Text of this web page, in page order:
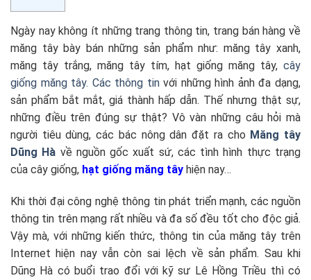
Ngày nay không ít những trang thông tin, trang bán hàng về
măng tây bày bán những sản phẩm như: măng tây xanh,
măng tây trắng, măng tây tím, hạt giống măng tây, cây
giống măng tây. Các thông tinvới những hình ảnh đa dạng,
sản phẩm bắt mắt, giá thành hấp dẫn. Thế nhưng thật sự,
những điều trên đúng sự thật? Vô vàn những câu hỏi mà
người tiêu dùng, các bác nông dân đặt ra cho Măng tây
Dũng Hà về nguồn gốc xuất sứ, các tình hình thực trạng
của cây giống, hạt giống măng tây hiện nay…
Khi thời đại công nghệ thông tin phát triển mạnh, các nguồn
thông tin trên mạng rất nhiều và đa số đều tốt cho độc giả.
Vậy mà, với những kiến thức, thông tin của măng tây trên
Internet hiện nay vẫn còn sai lệch về sản phẩm. Sau khi
Dũng Hà có buổi trao đổi với kỹ sư Lê Hồng Triều thì có